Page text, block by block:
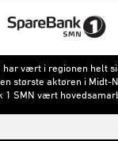
har vært i regionen helt
største aktøren i Midt-
1 SMN vært